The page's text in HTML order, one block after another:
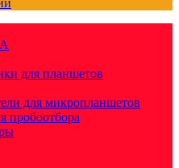
для планшетов
для микропланшетов
пробоотбора